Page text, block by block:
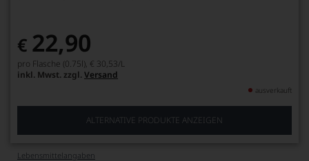
€ 22,90
pro Flasche (0.75l), € 30,53/L
inkl. Mwst. zzgl. Versand
ausverkauft
ALTERNATIVE PRODUKTE ANZEIGEN
Lebensmittel­angaben